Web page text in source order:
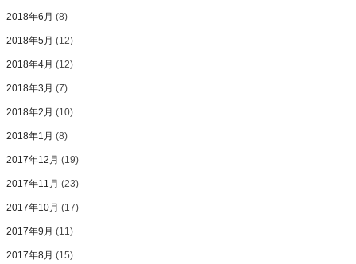
2018年6月 (8)
2018年5月 (12)
2018年4月 (12)
2018年3月 (7)
2018年2月 (10)
2018年1月 (8)
2017年12月 (19)
2017年11月 (23)
2017年10月 (17)
2017年9月 (11)
2017年8月 (15)